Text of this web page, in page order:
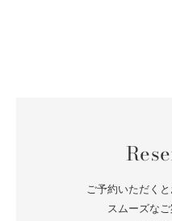
ご予約いただく
スムーズなご